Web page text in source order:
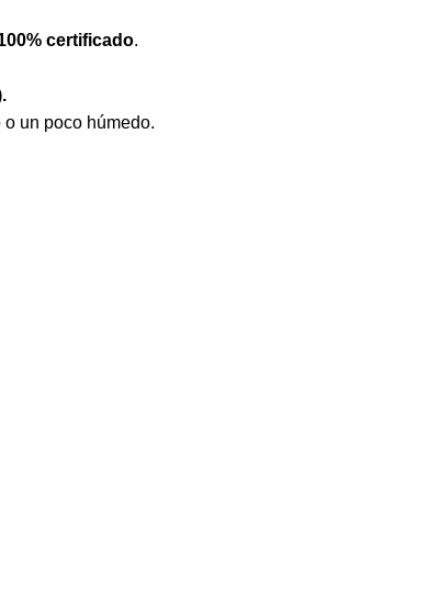
certificado.
un poco húmedo.